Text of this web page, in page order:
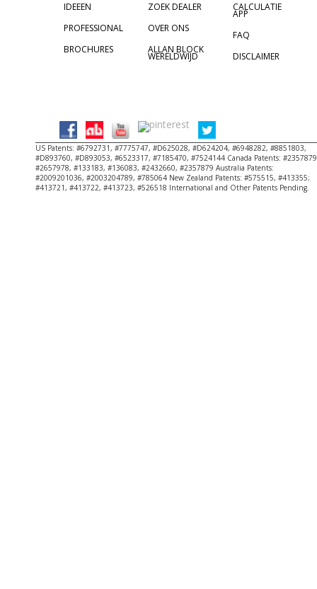
IDEEEN
PROFESSIONAL
BROCHURES
ZOEK DEALER
OVER ONS
ALLAN BLOCK
WERELDWIJD
CALCULATIE
APP
FAQ
DISCLAIMER
Copyright
US Patents: #6792731, #7775747, #D625028, #D624204, #6948282, #8851803,
#D893760, #D893053, #6523317, #7185470, #7524144 Canada Patents:
#2657978, #133183, #136083, #2432660, #2357879 Australia Patents:
#2009201036, #2003204789, #785064 New Zealand Patents: #575515, #413355;
#413721, #413722, #413723, #526518 International and Other Patents Pending.